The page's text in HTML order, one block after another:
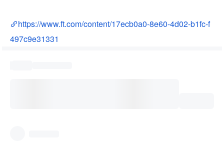
https://www.ft.com/content/17ecb0a0-8e60-4d02-b1fc-f
497c9e31331